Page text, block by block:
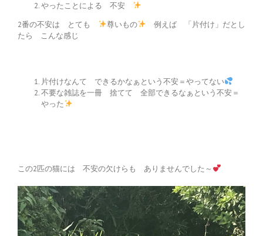
やったことによる 不安
2番の不安は とても
尊いもの
例えば 「片付け」だとし
たら こんな感じ
片付けなんて できるかなぁという不安＝やってない
不要な雑誌を一冊 捨てて 全部できるなぁという不安＝
やった
この2匹の猫には 不安の欠けらも ありませんでした～